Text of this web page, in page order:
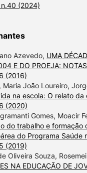
(2024)
Azevedo, UMA
E DO PROEJA:
(2016)
Maria João Loureiro,
na escola: O relato da
(2020)
Gomes, Moacir
do trabalho e formação
do Programa Saúde
(2019)
Oliveira Souza,
NA EDUCAÇÃO DE